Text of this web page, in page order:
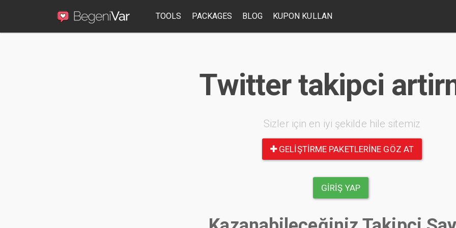
TOOLS PACKAGES BLOG KUPON KULLAN
Twitter takipci
Sizler için en iyi şekilde hile sitemiz
GELIŞTIRME PAKETLERINE GÖZ AT
GIRIŞ YAP